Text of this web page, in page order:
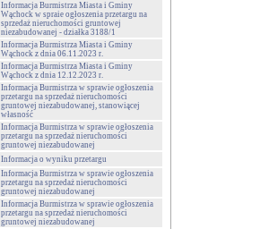
Informacja Burmistrza Miasta i Gminy
Wąchock w spraie ogłoszenia przetargu na
sprzedaż nieruchomości gruntowej
niezabudowanej - działka 3188/1
Informacja Burmistrza Miasta i Gminy
Wąchock z dnia 06.11.2023 r.
Informacja Burmistrza Miasta i Gminy
Wąchock z dnia 12.12.2023 r.
Informacja Burmistrza w sprawie ogłoszenia
przetargu na sprzedaż nieruchomości
gruntowej niezabudowanej, stanowiącej
własność
Informacja Burmistrza w sprawie ogłoszenia
przetargu na sprzedaż nieruchomości
gruntowej niezabudowanej
Informacja o wyniku przetargu
Informacja Burmistrza w sprawie ogłoszenia
przetargu na sprzedaż nieruchomości
gruntowej niezabudowanej
Informacja Burmistrza w sprawie ogłoszenia
przetargu na sprzedaż nieruchomości
gruntowej niezabudowanej